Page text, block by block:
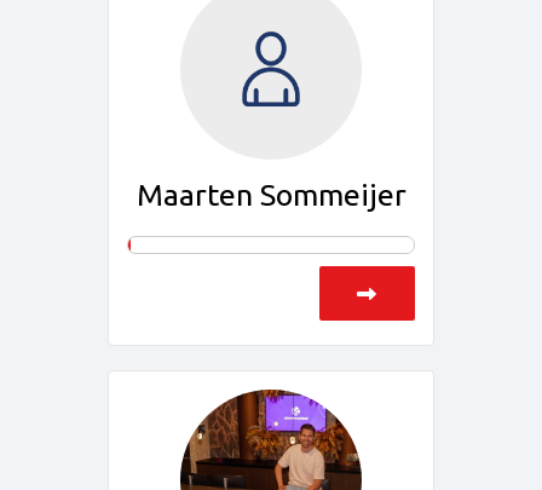
Maarten Sommeijer